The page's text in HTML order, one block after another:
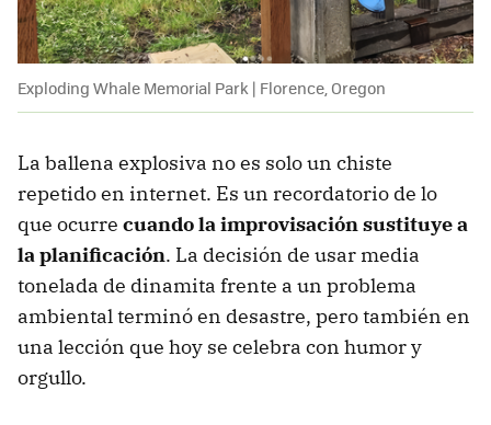
Exploding Whale Memorial Park | Florence, Oregon
La ballena explosiva no es solo un chiste
repetido en internet. Es un recordatorio de lo
que ocurre cuando la improvisación sustituye a
la planificación. La decisión de usar media
tonelada de dinamita frente a un problema
ambiental terminó en desastre, pero también en
una lección que hoy se celebra con humor y
orgullo.